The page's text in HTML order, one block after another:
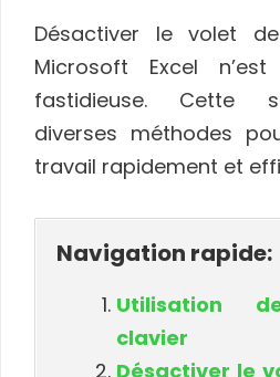
Désactiver le volet
Microsoft Excel
fastidieuse. Cette
diverses méthodes
travail rapidement et
Navigation rapide:
Utilisation
clavier
Désactiver le